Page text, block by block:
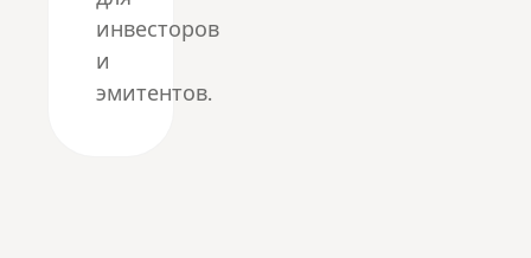
инвесторов
и
эмитентов.